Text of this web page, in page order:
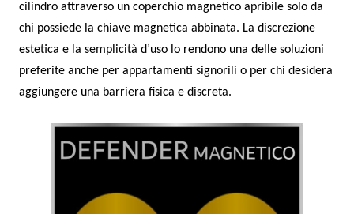
cilindro attraverso un coperchio magnetico apribile solo da
chi possiede la chiave magnetica abbinata. La discrezione
estetica e la semplicità d’uso lo rendono una delle soluzioni
preferite anche per appartamenti signorili o per chi desidera
aggiungere una barriera fisica e discreta.